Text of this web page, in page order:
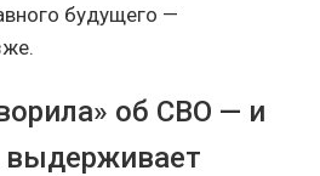
будущего —
об СВО — и
выдерживает